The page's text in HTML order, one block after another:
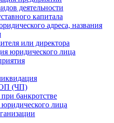
деятельности
капитала
адреса, названия
или директора
юридического лица
(ЧП)
банкротстве
лица